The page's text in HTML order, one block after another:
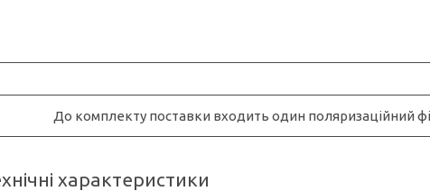
До комплекту поставки входить один поляризаційний
характеристики